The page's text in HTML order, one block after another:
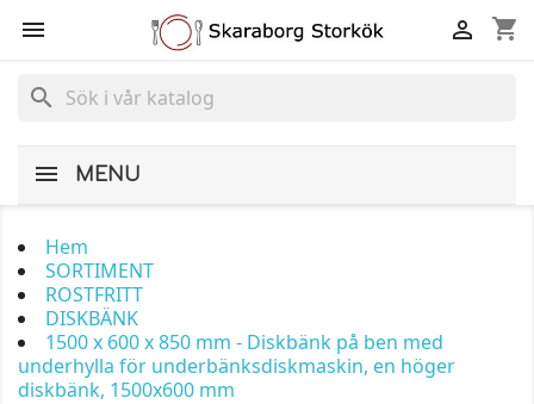
 shopping_cart

search
MENU
Hem
SORTIMENT
ROSTFRITT
DISKBÄNK
1500 x 600 x 850 mm - Diskbänk på ben med
underhylla för underbänksdiskmaskin, en höger
diskbänk, 1500x600 mm